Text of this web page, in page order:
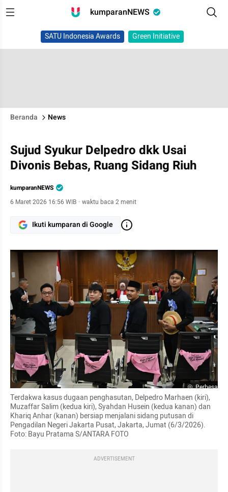
kumparanNEWS
SATU Indonesia Awards Green Initiative
Beranda News
Sujud Syukur Delpedro dkk Usai
Divonis Bebas, Ruang Sidang Riuh
kumparanNEWS
6 Maret 2026 16:56 WIB · waktu baca 2 menit
Ikuti kumparan di Google
Perbesar
Terdakwa kasus dugaan penghasutan, Delpedro Marhaen (kiri),
Muzaffar Salim (kedua kiri), Syahdan Husein (kedua kanan) dan
Khariq Anhar (kanan) bersiap menjalani sidang putusan di
Pengadilan Negeri Jakarta Pusat, Jakarta, Jumat (6/3/2026).
Foto: Bayu Pratama S/ANTARA FOTO
ADVERTISEMENT